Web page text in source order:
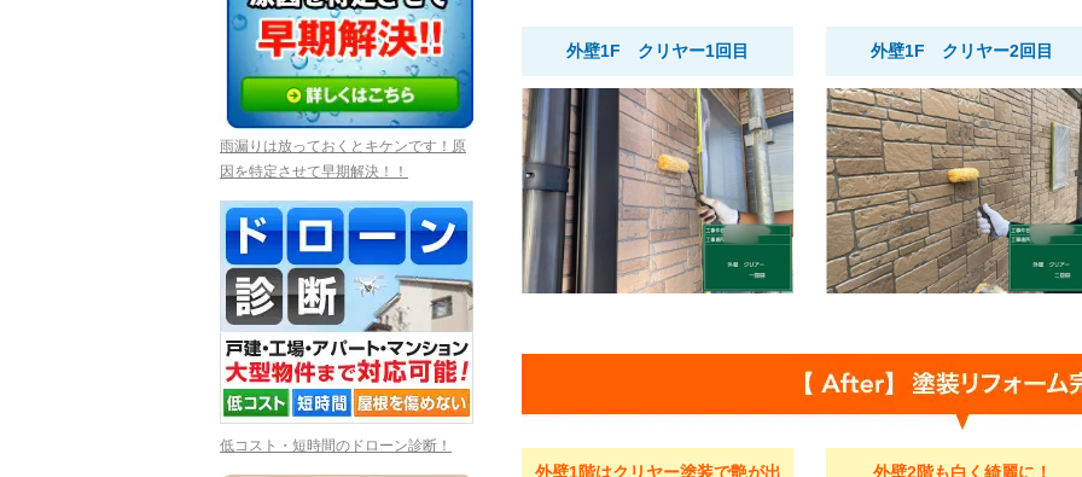
外壁1F クリヤー1回目 外壁1F クリヤー2回目
外壁1階はクリヤー塗装で艶が出 外壁2階も白く綺麗に！
雨漏りは放っておくとキケンです！原
因を特定させて早期解決！！
低コスト・短時間のドローン診断！